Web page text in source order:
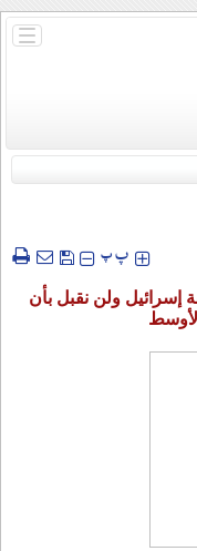
باز
إذا تجاوزت خطوط طهران
‍‍‍ پپ
إسرائيل ولن نقبل بأن